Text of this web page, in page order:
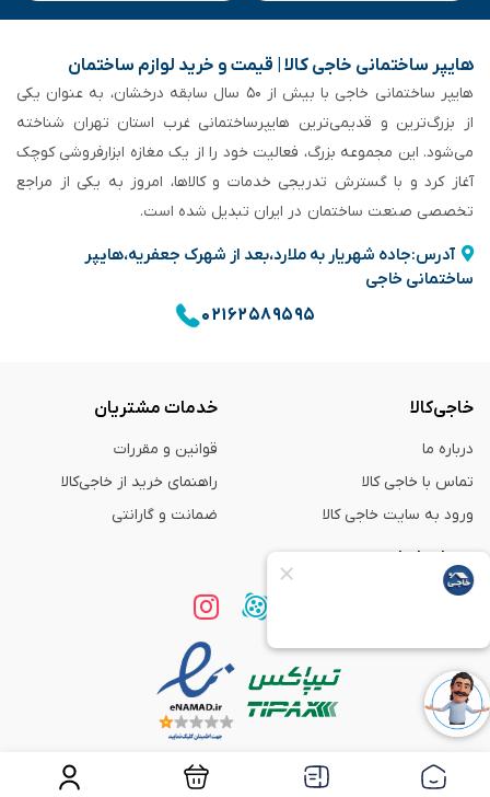
هایپر ساختمانی خاجی‌ کالا | قیمت و خرید لوازم ساختمان
هایپر ساختمانی خاجی‌ با بیش از ۵۰ سال سابقه‌ درخشان، به عنوان یکی
از بزرگ‌ترین و قدیمی‌ترین هایپرساختمانی‌ غرب استان تهران شناخته
می‌شود. این مجموعه بزرگ، فعالیت خود را از یک مغازه ابزارفروشی کوچک
آغاز کرد و با گسترش تدریجی خدمات و کالاها، امروز به یکی از مراجع
تخصصی صنعت ساختمان در ایران تبدیل شده است.
آدرس:جاده شهریار به ملارد،بعد از شهرک جعفریه،هایپر
ساختمانی خاجی
۰۲۱۶۲۵۸۹۵۹۵
خاجی‌کالا
درباره ما
تماس با خاجی کالا
ورود به سایت خاجی‌ کالا
خدمات مشتریان
قوانین و مقررات
راهنمای خرید از خاجی‌کالا
ضمانت و گارانتی
همراه با ما
استفاده از مطالب فروشگاه اینترنتی خاجی‌ کالا
فقط برای مقاصد غیر تجاری و با ذکر